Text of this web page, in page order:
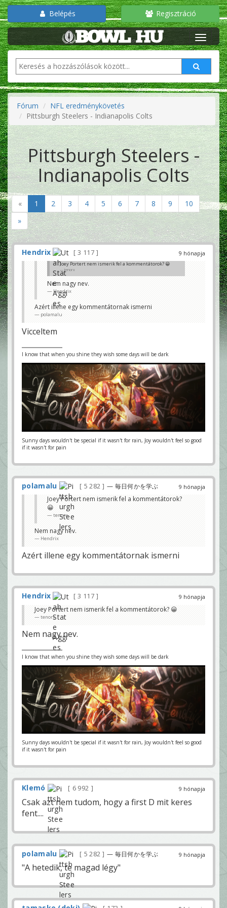
Belépés Regisztráció
Fórum
NFL eredménykövetés
Pittsburgh Steelers - Indianapolis Colts
Pittsburgh Steelers -
Indianapolis Colts
« 1 2 3 4 5 6 7 8 9
10
»
9 hónapja
Hendrix 3 117
Joey Portert nem ismerik fel a kommentátorok? 😀
tenorx
Nem nagy nev.
Hendrix
Azért illene egy kommentátornak ismerni
polamalu
Vicceltem
I know that when you shine they wish some days will be dark
Sunny days wouldn't be special if it wasn't for rain, Joy wouldn't feel so good
if it wasn't for pain
9 hónapja
polamalu 5 282 — 毎日何かを学ぶ
Joey Portert nem ismerik fel a kommentátorok?
😀
tenorx
Nem nagy nev.
Hendrix
Azért illene egy kommentátornak ismerni
9 hónapja
Hendrix
3 117
Joey Portert nem ismerik fel a kommentátorok? 😀
tenorx
Nem nagy nev.
I know that when you shine they wish some days will be dark
Sunny days wouldn't be special if it wasn't for rain, Joy wouldn't feel so good
if it wasn't for pain
9 hónapja
Klemó 6 992
Csak azt nem tudom, hogy a first D mit keres
fent....
9 hónapja
polamalu 5 282 — 毎日何かを学ぶ
"A hetedik, te magad légy"